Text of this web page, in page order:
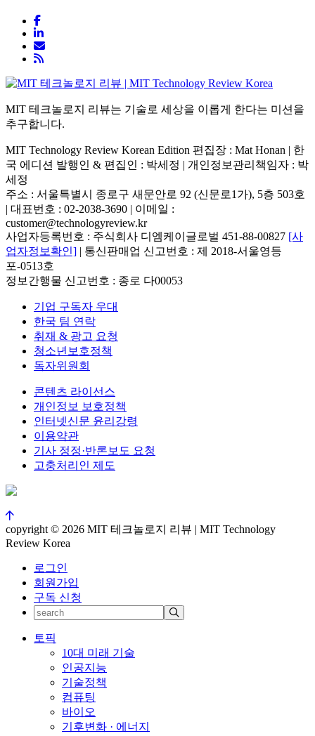
MIT 테크놀로지 리뷰는 기술로 세상을 이롭게 한다는 미션을
추구합니다.
MIT Technology Review Korean Edition 편집장 : Mat Honan | 한
국 에디션 발행인 & 편집인 : 박세정 | 개인정보관리책임자 : 박
세정
주소 : 서울특별시 종로구 새문안로 92 (신문로1가), 5층 503호
| 대표번호 : 02-2038-3690 | 이메일 :
customer@technologyreview.kr
사업자등록번호 : 주식회사 디엠케이글로벌 451-88-00827 [사
업자정보확인] | 통신판매업 신고번호 : 제 2018-서울영등
포-0513호
정보간행물 신고번호 : 종로 다00053
기업 구독자 우대
한국 팀 연락
취재 & 광고 요청
청소년보호정책
독자위원회
콘텐츠 라이선스
개인정보 보호정책
인터넷신문 윤리강령
이용약관
기사 정정·반론보도 요청
고충처리인 제도
copyright © 2026 MIT 테크놀로지 리뷰 | MIT Technology
Review Korea
로그인
회원가입
구독 신청
토픽
10대 미래 기술
인공지능
기술정책
컴퓨팅
바이오
기후변화 · 에너지